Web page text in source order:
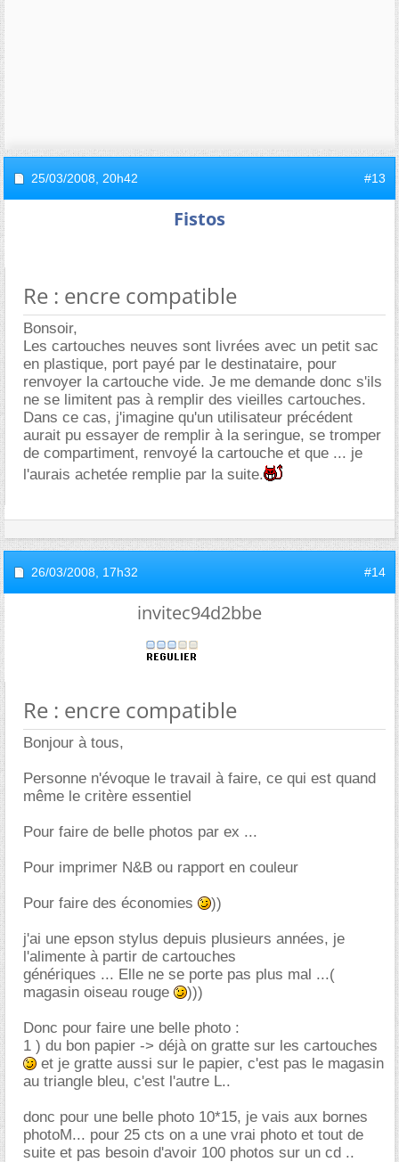
25/03/2008, 20h42 #13
Fistos
Re : encre compatible
Bonsoir,
Les cartouches neuves sont livrées avec un petit sac
en plastique, port payé par le destinataire, pour
renvoyer la cartouche vide. Je me demande donc s'ils
ne se limitent pas à remplir des vieilles cartouches.
Dans ce cas, j'imagine qu'un utilisateur précédent
aurait pu essayer de remplir à la seringue, se tromper
de compartiment, renvoyé la cartouche et que ... je
l'aurais achetée remplie par la suite.
26/03/2008, 17h32 #14
invitec94d2bbe
Re : encre compatible
Bonjour à tous,
Personne n'évoque le travail à faire, ce qui est quand
même le critère essentiel
Pour faire de belle photos par ex ...
Pour imprimer N&B ou rapport en couleur
Pour faire des économies ))
j'ai une epson stylus depuis plusieurs années, je
l'alimente à partir de cartouches
génériques ... Elle ne se porte pas plus mal ...(
magasin oiseau rouge
)))
Donc pour faire une belle photo :
1 ) du bon papier -> déjà on gratte sur les cartouches
et je gratte aussi sur le papier, c'est pas le magasin
au triangle bleu, c'est l'autre L..
donc pour une belle photo 10*15, je vais aux bornes
photoM... pour 25 cts on a une vrai photo et tout de
suite et pas besoin d'avoir 100 photos sur un cd ..